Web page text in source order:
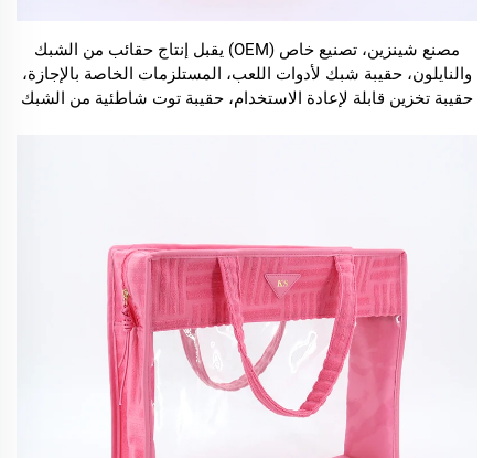
مصنع شينزين، تصنيع خاص (OEM) يقبل إنتاج حقائب من الشبك
والنايلون، حقيبة شبك لأدوات اللعب، المستلزمات الخاصة بالإجازة،
حقيبة تخزين قابلة لإعادة الاستخدام، حقيبة توت شاطئية من الشبك